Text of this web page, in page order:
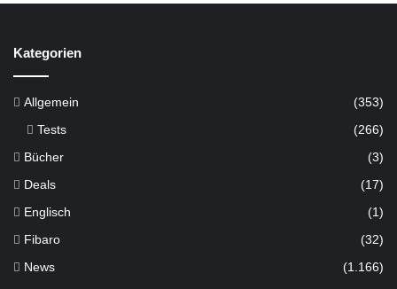
Kategorien
Allgemein (353)
Tests (266)
Bücher (3)
Deals (17)
Englisch (1)
Fibaro (32)
News (1.166)